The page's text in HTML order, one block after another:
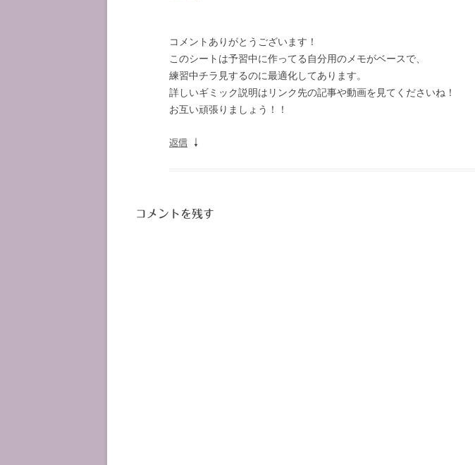
コメントありがとうございます！
このシートは予習中に作ってる自分用のメモがベースで、
練習中チラ見するのに最適化してあります。
詳しいギミック説明はリンク先の記事や動画を見てくださいね！
お互い頑張りましょう！！
返信 ↓
コメントを残す